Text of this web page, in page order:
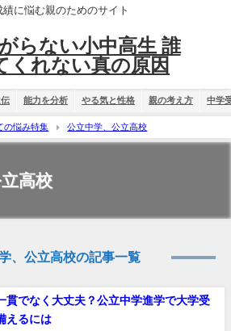
績に悩む親のためのサイト
らない小中高生 誰
くれない真の原因
能力を分析 やる気と性格 親の考え方 中学
の悩み特集 公立中学、公立高校
高校
、公立高校の記事一覧
貫でなく大丈夫？公立中学進学で大学受
えるには